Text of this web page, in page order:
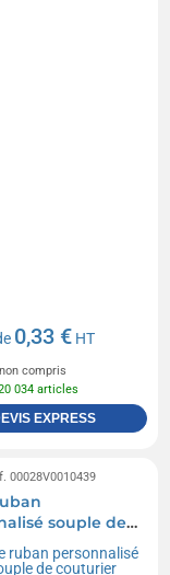
0,33 € HT
compris
034 articles
EXPRESS
00028V0010439
souple de
longueur 1,5